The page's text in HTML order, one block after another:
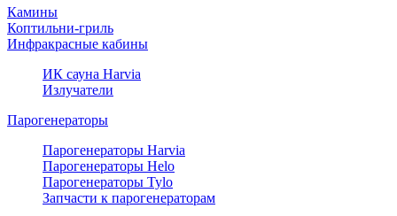
Камины
Коптильни-гриль
Инфракрасные кабины
ИК сауна Harvia
Излучатели
Парогенераторы
Парогенераторы Harvia
Парогенераторы Helo
Парогенераторы Tylo
Запчасти к парогенераторам